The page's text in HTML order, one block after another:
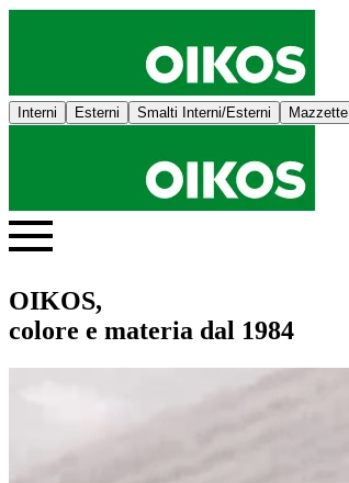
Interni Esterni Smalti Interni/Esterni Mazzette
OIKOS,
colore e materia dal 1984